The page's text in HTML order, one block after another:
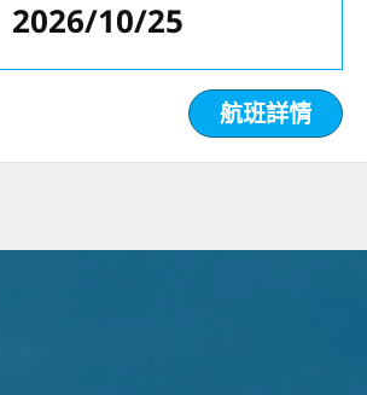
2026/10/25
航班詳情